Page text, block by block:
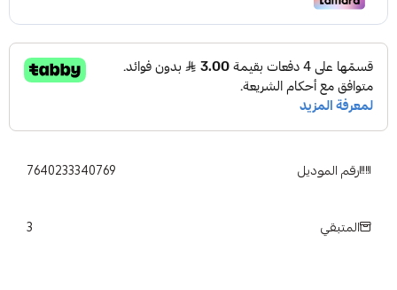
رقم الموديل 7640233340769
المتبقي 3